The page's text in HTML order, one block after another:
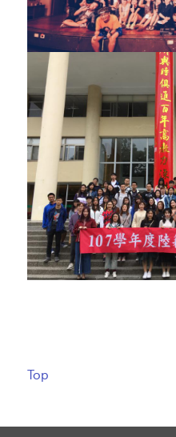
Top